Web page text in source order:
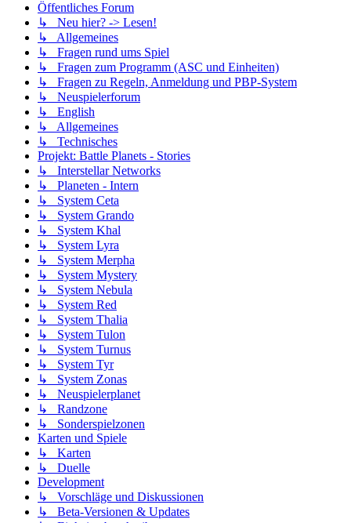
Öffentliches Forum
↳ Neu hier? -> Lesen!
↳ Allgemeines
↳ Fragen rund ums Spiel
↳ Fragen zum Programm (ASC und Einheiten)
↳ Fragen zu Regeln, Anmeldung und PBP-System
↳ Neuspielerforum
↳ English
↳ Allgemeines
↳ Technisches
Projekt: Battle Planets - Stories
↳ Interstellar Networks
↳ Planeten - Intern
↳ System Ceta
↳ System Grando
↳ System Khal
↳ System Lyra
↳ System Merpha
↳ System Mystery
↳ System Nebula
↳ System Red
↳ System Thalia
↳ System Tulon
↳ System Turnus
↳ System Tyr
↳ System Zonas
↳ Neuspielerplanet
↳ Randzone
↳ Sonderspielzonen
Karten und Spiele
↳ Karten
↳ Duelle
Development
↳ Vorschläge und Diskussionen
↳ Beta-Versionen & Updates